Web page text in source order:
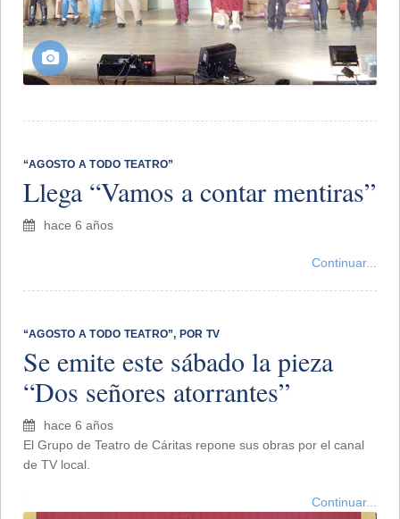
“AGOSTO A TODO TEATRO”
Llega “Vamos a contar mentiras”
hace 6 años
Continuar...
“AGOSTO A TODO TEATRO”, POR TV
Se emite este sábado la pieza
“Dos señores atorrantes”
hace 6 años
El Grupo de Teatro de Cáritas repone sus obras por el canal
de TV local.
Continuar...